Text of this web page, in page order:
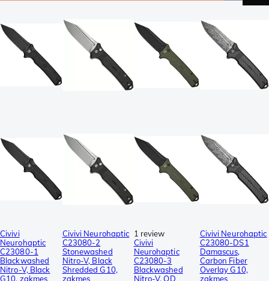
Civivi
Neurohaptic
C23080-1
Blackwashed
Nitro-V, Black
G10, zakmes
Civivi Neurohaptic
C23080-2
Stonewashed
Nitro-V, Black
Shredded G10,
zakmes
1 review
Civivi
Neurohaptic
C23080-3
Blackwashed
Nitro-V, OD
Civivi Neurohaptic
C23080-DS1
Damascus,
Carbon Fiber
Overlay G10,
zakmes